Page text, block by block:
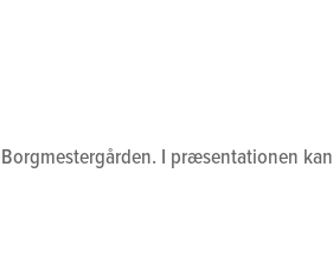
I præsentationen kan